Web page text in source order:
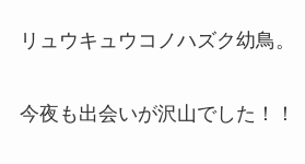
リュウキュウコノハズク幼鳥。
今夜も出会いが沢山でした！！